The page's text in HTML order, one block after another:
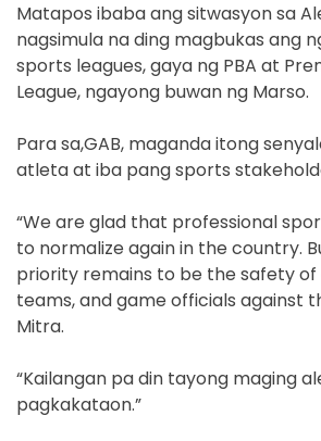
Matapos ibaba ang sitwasyon sa
nagsimula na ding magbukas ang
sports leagues, gaya ng PBA at
League, ngayong buwan ng Marso.
Para sa,GAB, maganda itong
atleta at iba pang sports
“We are glad that professional
to normalize again in the country.
priority remains to be the safety
teams, and game officials against
Mitra.
“Kailangan pa din tayong maging
pagkakataon.”